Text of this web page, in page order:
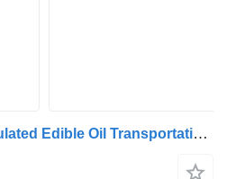
CHIV Trailer 3 Axles Insulated Edible Oil Transportation Trailer